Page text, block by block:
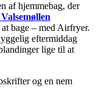
af hjemmebag, der
Valsemøllen
bage – med Airfryer.
eftermiddag
lige til at
og en nem